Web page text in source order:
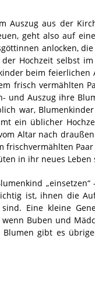
Auszug aus der
geht also auf
anlocken,
der Hochzeit selbst
beim
frisch vermählten
und Auszug ihre
war,
ein üblicher
Altar nach
in ihr neues Leben
ist, ihnen die
Eine kleine
Buben und
gibt es